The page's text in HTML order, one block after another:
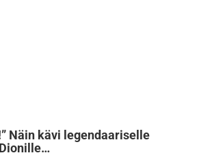
Näin kävi legendaariselle